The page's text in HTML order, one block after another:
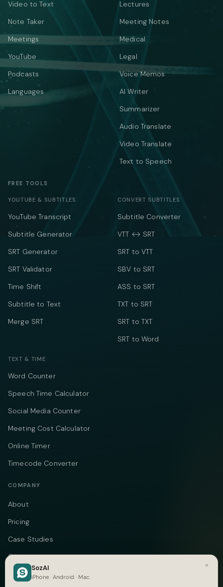
Video to Text
Note Taker
Meetings
YouTube
Podcasts
Languages
Lectures
Meeting Notes
Medical
Legal
Voice Memos
AI Writer
Summarizer
Audio Translate
Video Translate
Text to Speech
FREE TOOLS
YOUTUBE & SUBTITLES
YouTube Transcript
Subtitle Generator
SRT Generator
SRT Validator
Time Shift
Subtitle to Text
Merge SRT
CONVERT SUBTITLES
Subtitle Converter
VTT ↔ SRT
SRT to VTT
SBV to SRT
ASS to SRT
TXT to SRT
SRT to TXT
SRT to Word
TEXT & TIME
Word Counter
Speech Time Calculator
Social Media Counter
Meeting Cost Calculator
Online Timer
Timecode Converter
COMPANY
About
Pricing
Case Studies
Compare
Alternatives
×
SozAI
iPhone · Android · Mac